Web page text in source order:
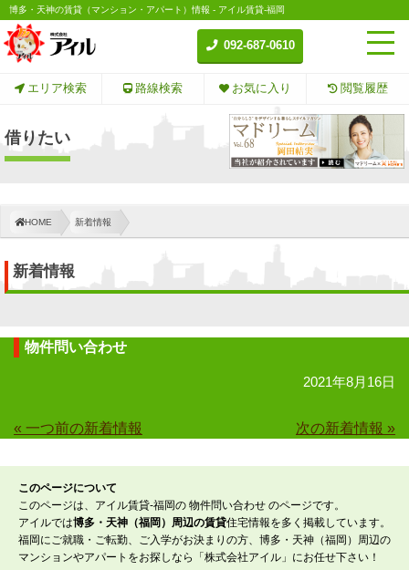
博多・天神の賃貸（マンション・アパート）情報 - アイル賃貸-福岡
092-687-0610
エリア検索 路線検索 お気に入り 閲覧履歴
借りたい
HOME 新着情報
新着情報
物件問い合わせ
2021年8月16日
« 一つ前の新着情報 次の新着情報 »
このページについて
このページは、アイル賃貸-福岡の 物件問い合わせ のページです。
アイルでは博多・天神（福岡）周辺の賃貸住宅情報を多く掲載しています。
福岡にご就職・ご転勤、ご入学がお決まりの方、博多・天神（福岡）周辺の
マンションやアパートをお探しなら「株式会社アイル」にお任せ下さい！